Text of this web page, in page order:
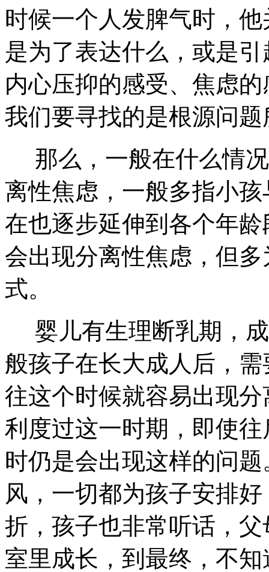
时候一个人发脾气时，
是为了表达什么，或是
内心压抑的感受、焦虑
我们要寻找的是根源问
那么，一般在什么情
离性焦虑，一般多指小
在也逐步延伸到各个年
会出现分离性焦虑，但
式。
婴儿有生理断乳期，
般孩子在长大成人后，
往这个时候就容易出现
利度过这一时期，即使
时仍是会出现这样的问
风，一切都为孩子安排
折，孩子也非常听话，
室里成长，到最终，不